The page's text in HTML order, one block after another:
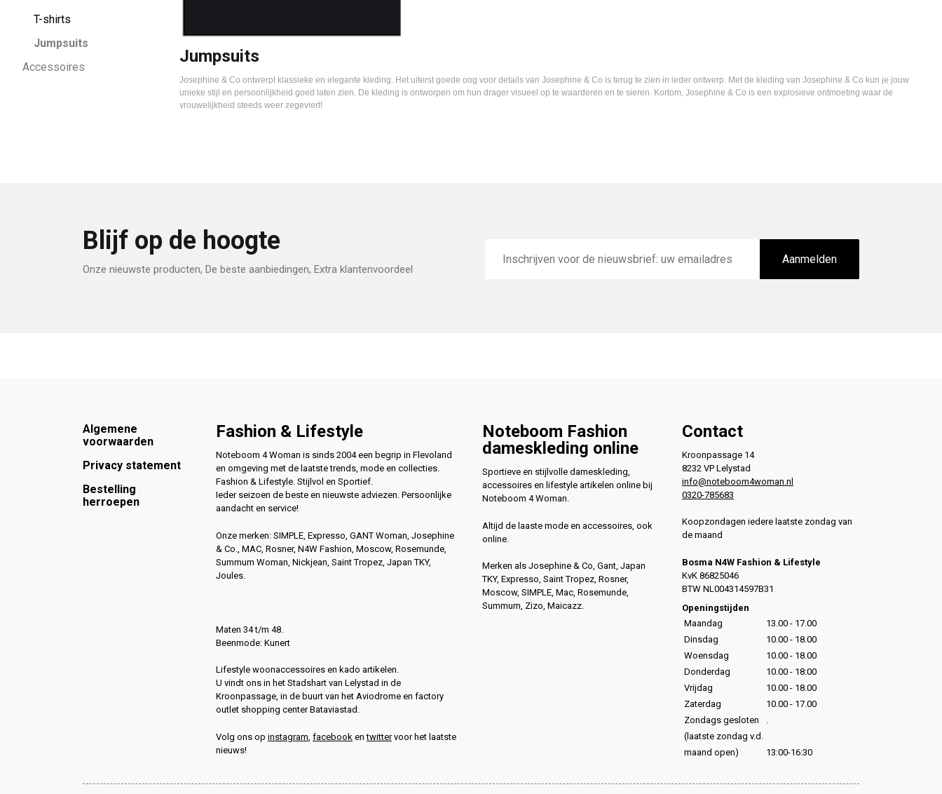
T-shirts
Jumpsuits
Accessoires
Jumpsuits
Josephine & Co ontwerpt klassieke en elegante kleding. Het uiterst goede oog voor details van Josephine & Co is terug te zien in ieder ontwerp. Met de kleding van Josephine & Co kun je jouw
unieke stijl en persoonlijkheid goed laten zien. De kleding is ontworpen om hun drager visueel op te waarderen en te sieren. Kortom, Josephine & Co is een explosieve ontmoeting waar de
vrouwelijkheid steeds weer zegeviert!
Blijf op de hoogte
Onze nieuwste producten, De beste aanbiedingen, Extra klantenvoordeel
mailadres
Aanmelden
Footer
Algemene
voorwaarden
Privacy statement
Bestelling
herroepen
Fashion & Lifestyle
Noteboom 4 Woman is sinds 2004 een begrip in Flevoland
en omgeving met de laatste trends, mode en collecties.
Fashion & Lifestyle. Stijlvol en Sportief.
Ieder seizoen de beste en nieuwste adviezen. Persoonlijke
aandacht en service!
Onze merken: SIMPLE, Expresso, GANT Woman, Josephine
& Co., MAC, Rosner, N4W Fashion, Moscow, Rosemunde,
Summum Woman, Nickjean, Saint Tropez, Japan TKY,
Joules.
Maten 34 t/m 48.
Beenmode: Kunert
Lifestyle woonaccessoires en kado artikelen.
U vindt ons in het Stadshart van Lelystad in de
Kroonpassage, in de buurt van het Aviodrome en factory
outlet shopping center Bataviastad.
Volg ons op instagram facebook entwittervoor het laatste
nieuws!
Noteboom Fashion
dameskleding online
Sportieve en stijlvolle dameskleding,
accessoires en lifestyle artikelen online bij
Noteboom 4 Woman.
Altijd de laaste mode en accessoires, ook
online.
Merken als Josephine & Co, Gant, Japan
TKY, Expresso, Saint Tropez, Rosner,
Moscow, SIMPLE, Mac, Rosemunde,
Summum, Zizo, Maicazz.
Contact
Kroonpassage 14
8232 VP Lelystad
info@noteboom4woman.nl
0320-785683
Koopzondagen iedere laatste zondag van
de maand
Bosma N4W Fashion & Lifestyle
KvK 86825046
BTW NL004314597B31
Openingstijden
Maandag
13.00 - 17.00
Dinsdag
10.00 - 18.00
Woensdag
10.00 - 18.00
Donderdag
10.00 - 18:00
Vrijdag
10.00 - 18.00
Zaterdag
10.00 - 17.00
Zondags gesloten
(laatste zondag v.d.
maand open)
13:00-16:30